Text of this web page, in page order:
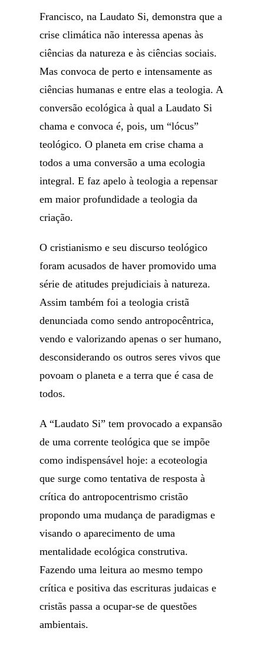
Francisco, na Laudato Si, demonstra que a
crise climática não interessa apenas às
ciências da natureza e às ciências sociais.
Mas convoca de perto e intensamente as
ciências humanas e entre elas a teologia. A
conversão ecológica à qual a Laudato Si
chama e convoca é, pois, um “lócus”
teológico. O planeta em crise chama a
todos a uma conversão a uma ecologia
integral. E faz apelo à teologia a repensar
em maior profundidade a teologia da
criação.
O cristianismo e seu discurso teológico
foram acusados de haver promovido uma
série de atitudes prejudiciais à natureza.
Assim também foi a teologia cristã
denunciada como sendo antropocêntrica,
vendo e valorizando apenas o ser humano,
desconsiderando os outros seres vivos que
povoam o planeta e a terra que é casa de
todos.
A “Laudato Si” tem provocado a expansão
de uma corrente teológica que se impõe
como indispensável hoje: a ecoteologia
que surge como tentativa de resposta à
crítica do antropocentrismo cristão
propondo uma mudança de paradigmas e
visando o aparecimento de uma
mentalidade ecológica construtiva.
Fazendo uma leitura ao mesmo tempo
crítica e positiva das escrituras judaicas e
cristãs passa a ocupar-se de questões
ambientais.